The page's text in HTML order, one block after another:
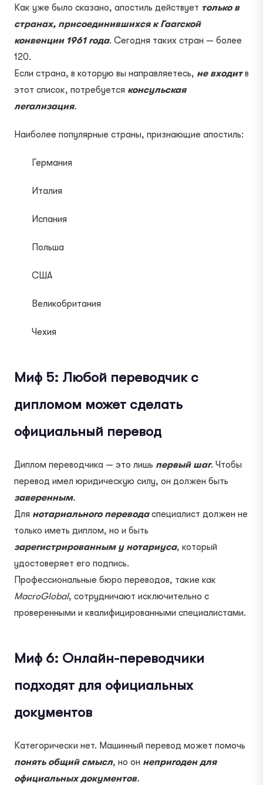
Как уже было сказано, апостиль действует только в
странах, присоединившихся к Гаагской
конвенции 1961 года. Сегодня таких стран — более
120.
Если страна, в которую вы направляетесь, не входитв
этот список, потребуется консульская
легализация.
Наиболее популярные страны, признающие апостиль:
Германия
Италия
Испания
Польша
США
Великобритания
Чехия
Миф 5: Любой переводчик с
дипломом может сделать
официальный перевод
Диплом переводчика — это лишь первый шаг. Чтобы
перевод имел юридическую силу, он должен быть
заверенным.
Для нотариального перевода специалист должен не
только иметь диплом, но и быть
зарегистрированным у нотариуса, который
удостоверяет его подпись.
Профессиональные бюро переводов, такие как
MacroGlobal, сотрудничают исключительно с
проверенными и квалифицированными специалистами.
Миф 6: Онлайн-переводчики
подходят для официальных
документов
Категорически нет. Машинный перевод может помочь
понять общий смысл, но он непригоден для
официальных документов.